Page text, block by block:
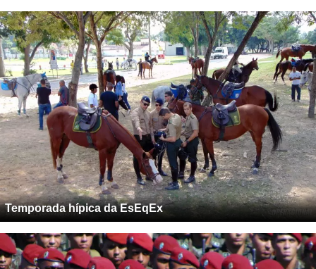
Temporada hípica da EsEqEx